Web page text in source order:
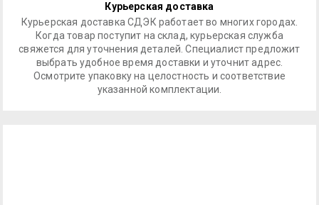
Курьерская доставка
Курьерская доставка СДЭК работает во многих городах.
Когда товар поступит на склад, курьерская служба
свяжется для уточнения деталей. Специалист предложит
выбрать удобное время доставки и уточнит адрес.
Осмотрите упаковку на целостность и соответствие
указанной комплектации.